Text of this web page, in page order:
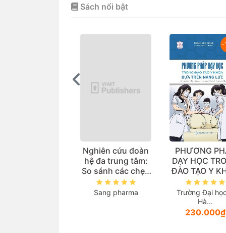
Sách nổi bật
Nghiên cứu đoàn
hệ đa trung tâm:
So sánh các chẹn
beta trong thực tế
lâm sàng điều trị
Sang pharma
-
PHƯƠNG
DẠY HỌC
ĐÀO TẠO Y
DỰA TRÊN
LỰC (Tài liệu
cho giảng
các ngành
Trường Đại
Hà...
230.000₫